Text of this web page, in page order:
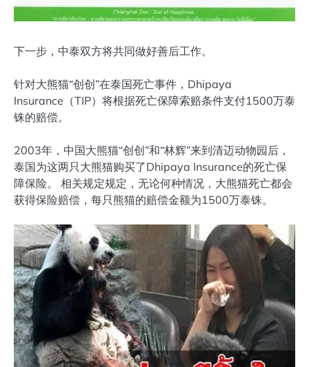
下一步，中泰双方将共同做好善后工作。
针对大熊猫“创创”在泰国死亡事件，Dhipaya
Insurance（TIP）将根据死亡保障索赔条件支付1500万泰
铢的赔偿。
2003年，中国大熊猫“创创”和“林辉”来到清迈动物园后，
泰国为这两只大熊猫购买了Dhipaya Insurance的死亡保
障保险。 相关规定规定，无论何种情况，大熊猫死亡都会
获得保险赔偿，每只熊猫的赔偿金额为1500万泰铢。